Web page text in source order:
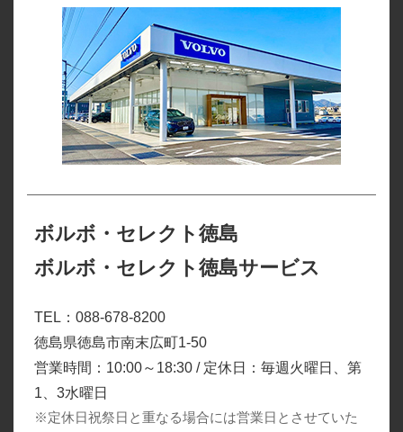
ボルボ・セレクト徳島
ボルボ・セレクト徳島サービス
TEL：088-678-8200
徳島県徳島市南末広町1-50
営業時間：10:00～18:30 / 定休日：毎週火曜日、第
1、3水曜日
※定休日祝祭日と重なる場合には営業日とさせていた